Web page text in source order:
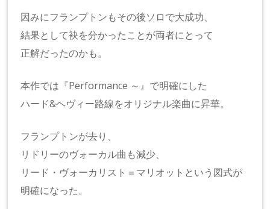
因みにフランプトンもその後ソロで大成功、
結果として袂を分かったことが両者にとって
正解だったのかも。
本作では『Performance ～』で明確にした
ハード&ヘヴィー路線をオリジナル楽曲に昇華。
フランプトンが去り、
リドリーのヴォーカル曲も減少、
リード・ヴォーカリスト＝マリオットという図式が
明確になった。